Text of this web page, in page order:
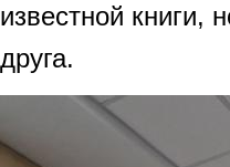
известной книги,
друга.